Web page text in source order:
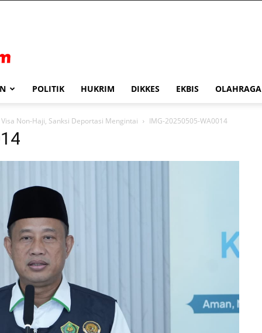
POLITIK HUKRIM DIKKES EKBIS OLAHRAGA
Non-Haji, Sanksi Deportasi Mengintai IMG-20250505-WA0014